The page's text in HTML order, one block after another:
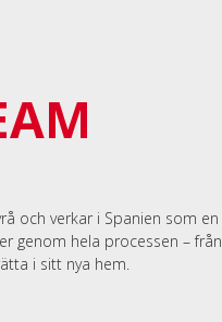
och verkar i Spanien som en
genom hela processen – från
i sitt nya hem.